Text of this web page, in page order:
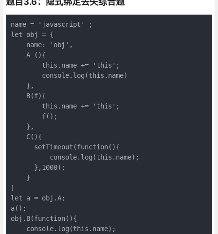
name = 'javascript' ;
let obj = {
    name: 'obj',
    A (){
        this.name += 'this';
        console.log(this.name)
    },
    B(f){
        this.name += 'this';
        f();
    },
    C(){
      setTimeout(function(){
          console.log(this.name);
      },1000);
    }
}
let a = obj.A;
a();
obj.B(function(){
    console.log(this.name);